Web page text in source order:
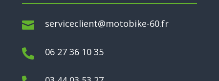
 serviceclient@motobike-60.fr
 06 27 36 10 35